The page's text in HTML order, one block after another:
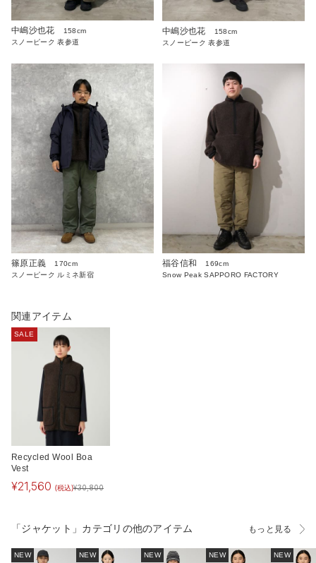
中嶋沙也花
158cm
スノーピーク 表参道
中嶋沙也花
158cm
スノーピーク 表参道
篠原正義
170cm
スノーピーク ルミネ新宿
福谷信和
169cm
Snow Peak SAPPORO FACTORY
関連アイテム
SALE
Recycled Wool Boa
Vest
¥21,560 (税込)¥30,800
「ジャケット」カテゴリの他のアイテム もっと見る
NEW NEW NEW NEW NEW